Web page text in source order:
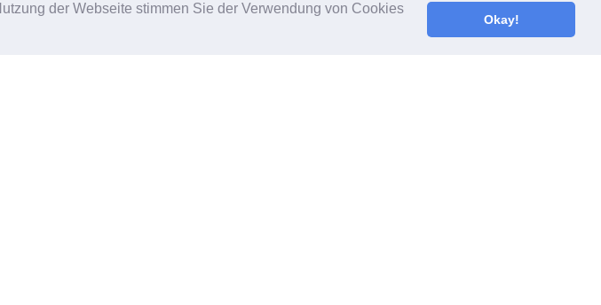
der Webseite stimmen Sie der Verwendung von Cookies
Okay!